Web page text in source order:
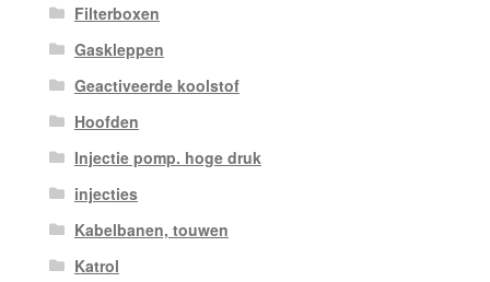
Filterboxen
Gaskleppen
Geactiveerde koolstof
Hoofden
Injectie pomp. hoge druk
injecties
Kabelbanen, touwen
Katrol